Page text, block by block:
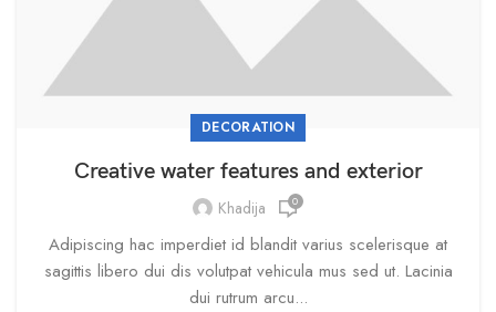
DECORATION
Creative water features and exterior
Khadija 0
Adipiscing hac imperdiet id blandit varius scelerisque at
sagittis libero dui dis volutpat vehicula mus sed ut. Lacinia
dui rutrum arcu...